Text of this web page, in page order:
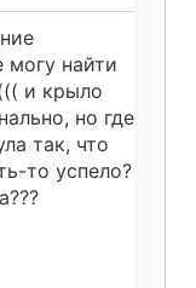
могу найти
и крыло
но где
так, что
то успело?